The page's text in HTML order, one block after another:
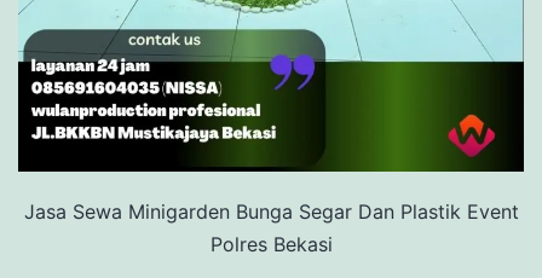
Jasa Sewa Minigarden Bunga Segar Dan Plastik Event
Polres Bekasi